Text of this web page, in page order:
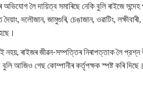
লৈ দায়িত্ব সমাৰিছে নেকি বুলি ৰাইজে
দলৌজান, জামুগুৰি, চেঙাজান, ওৱাটিং, লক্ষীবাৰী,
নহয়, ৰাইজৰ জীৱন-সম্পত্তিৰ নিৰাপত্তাক লৈ
বুলি আজিও গেছ কোম্পানীৰ কৰ্তৃপক্ষক স্পষ্ট কৰি দিছে।